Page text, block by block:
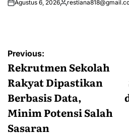
Agustus 6, 2026Posted
Navigasi
pos
Previous:
Rekrutmen Sekolah
Rakyat Dipastikan
Berbasis Data,
Minim Potensi Salah
Sasaran